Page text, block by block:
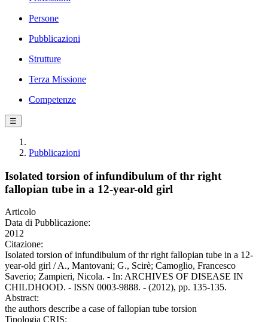
Persone
Pubblicazioni
Strutture
Terza Missione
Competenze
☰
Pubblicazioni
Isolated torsion of infundibulum of thr right
fallopian tube in a 12-year-old girl
Articolo
Data di Pubblicazione:
2012
Citazione:
Isolated torsion of infundibulum of thr right fallopian tube in a 12-
year-old girl / A., Mantovani; G., Scirè; Camoglio, Francesco
Saverio; Zampieri, Nicola. - In: ARCHIVES OF DISEASE IN
CHILDHOOD. - ISSN 0003-9888. - (2012), pp. 135-135.
Abstract:
the authors describe a case of fallopian tube torsion
Tipologia CRIS: